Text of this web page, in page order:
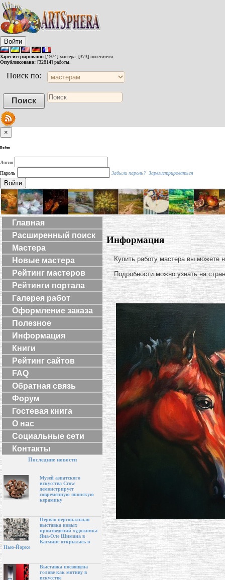
Войти
Зарегистрировано: [1974] мастера, [373] посетителя.
Опубликовано: [32814] работы.
Поиск по:
×
Войти
Логин
Пароль
Забыли пароль? Зарегистрироваться
Войти
Главная
Расширенный поиск
Мастера
Новые мастера
Рейтинг мастеров
Рейтинги портала
Галерея работ
Оформление заказа
Полезное
Информация
Книги
Рейтинг сайтов
FAQ
Обратная связь
Форум
Гостевая книга
О нас
Социальные сети
Контакты
Последние новости
Музей азиатского
искусства Crow
демонстрирует
современную японскую
керамику
Первая персональная
выставка новых
произведений художника
Яна-Оле Шимана в
Касмине открылась в
Нью-Йорке
Выставка посвящена
голове как мотиву в
искусстве
Информация
Купить работу мастера вы можете
Подробности можно узнать на